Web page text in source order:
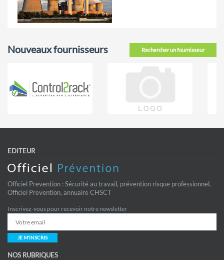
Rechercher un fournisseur
Nouveaux fournisseurs
EDITEUR
Officiel Prevention : Sécurité au travail, prévention risque professionnel.
Officiel Prevention, annuaire CHSCT
Inscrivez-vous pour recevoir notre newsletter
JE M'INSCRIS
NOS RUBRIQUES